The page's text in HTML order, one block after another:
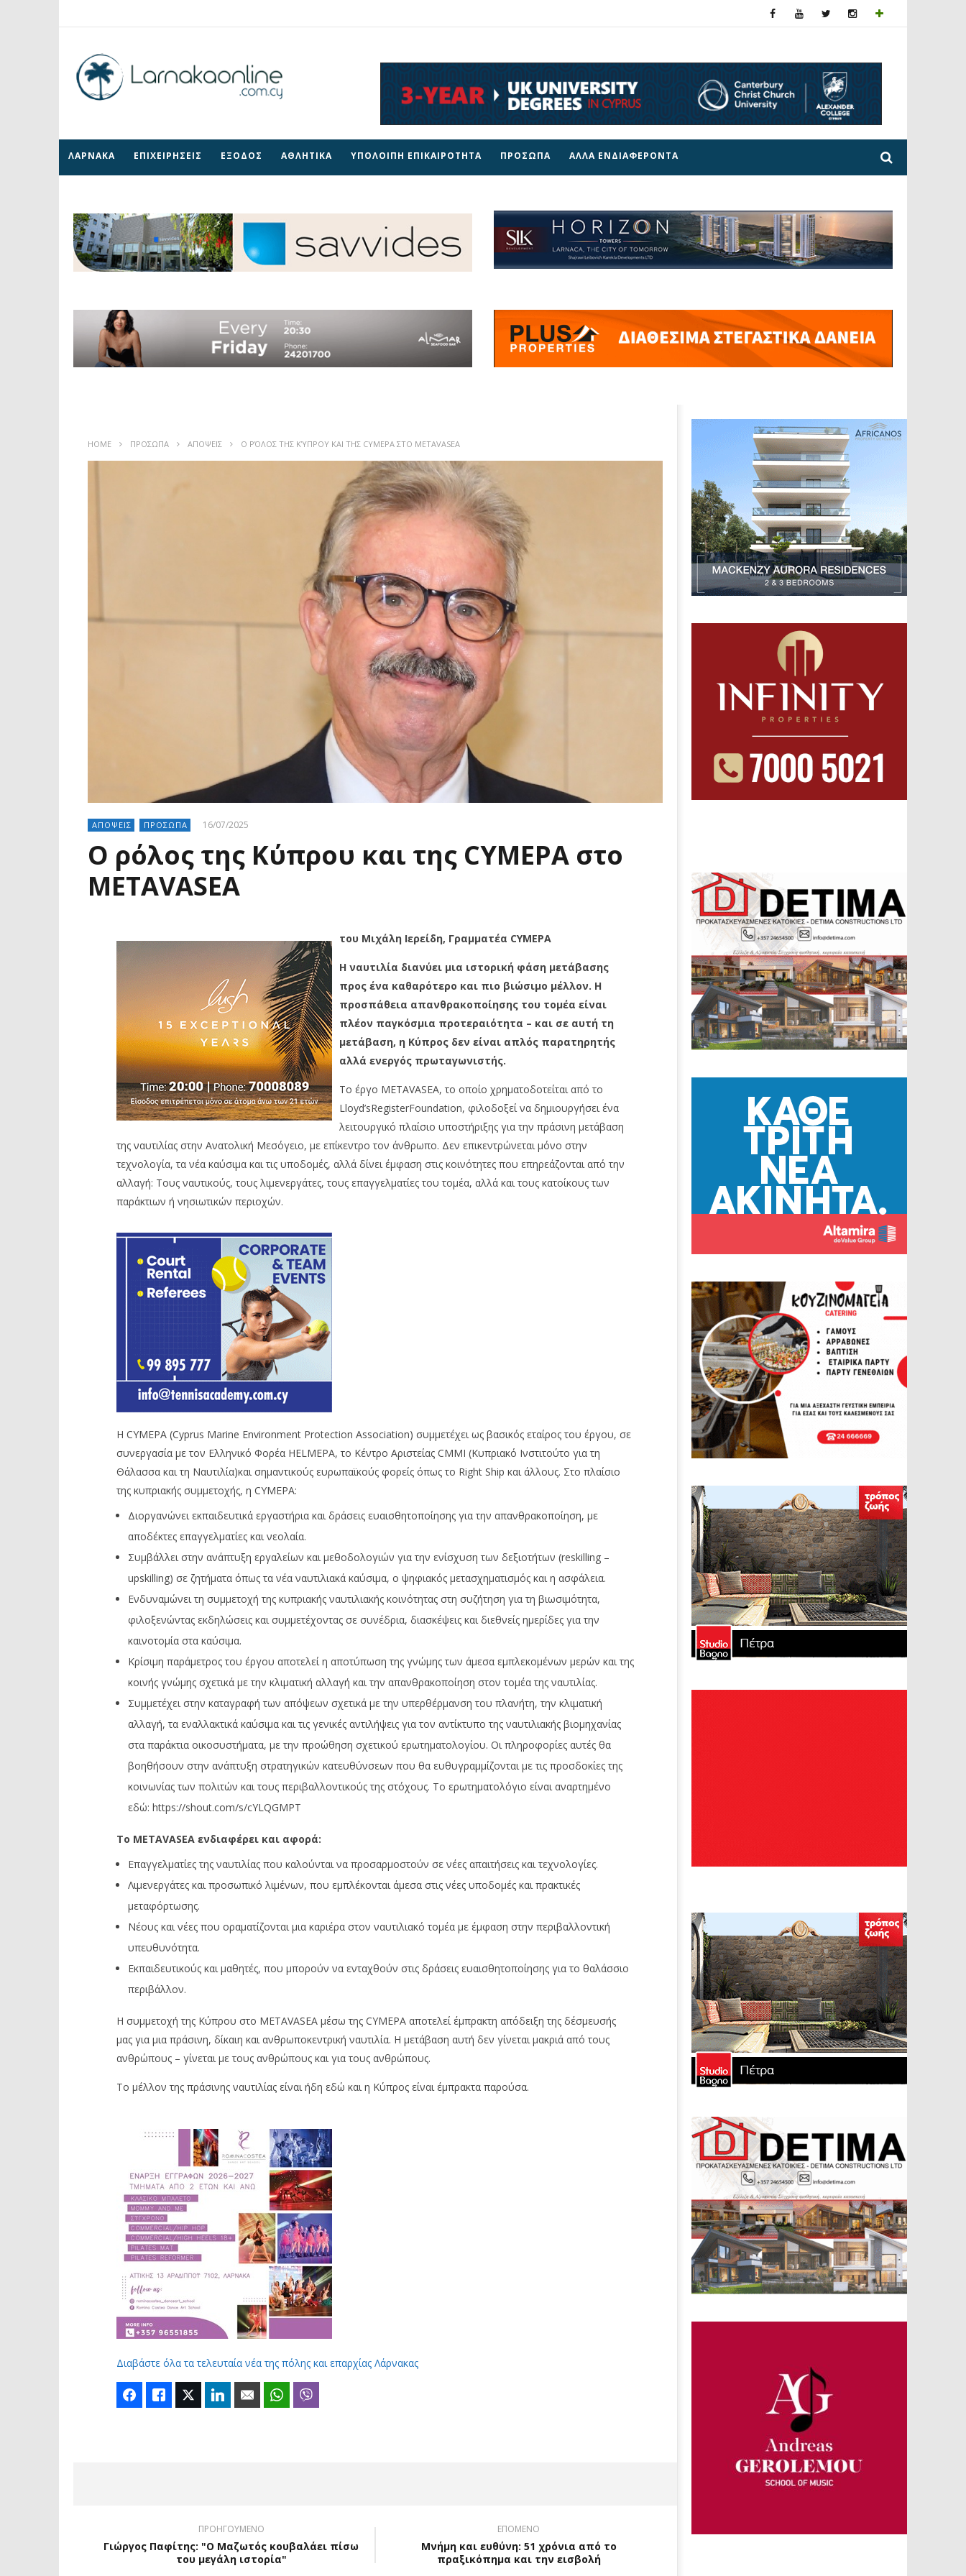
ΛΑΡΝΑΚΑ ΕΠΙΧΕΙΡΗΣΕΙΣ ΕΞΟΔΟΣ ΑΘΛΗΤΙΚΑ ΥΠΟΛΟΙΠΗ ΕΠΙΚΑΙΡΟΤΗΤΑ ΠΡΟΣΩΠΑ ΑΛΛΑ ΕΝΔΙΑΦΕΡΟΝΤΑ
HOME ΠΡΟΣΩΠΑ ΑΠΟΨΕΙΣ Ο ΡΌΛΟΣ ΤΗΣ ΚΎΠΡΟΥ ΚΑΙ ΤΗΣ CYMEPA ΣΤΟ METAVASEA
ΑΠΟΨΕΙΣ ΠΡΟΣΩΠΑ 16/07/2025
Ο ρόλος της Κύπρου και της CYMEPA στο
METAVASEA
του Μιχάλη Ιερείδη, Γραμματέα CYMEPA
Η ναυτιλία διανύει μια ιστορική φάση μετάβασης
προς ένα καθαρότερο και πιο βιώσιμο μέλλον. Η
προσπάθεια απανθρακοποίησης του τομέα είναι
πλέον παγκόσμια προτεραιότητα – και σε αυτή τη
μετάβαση, η Κύπρος δεν είναι απλός παρατηρητής
αλλά ενεργός πρωταγωνιστής.
Το έργο METAVASEA, το οποίο χρηματοδοτείται από το
Lloyd’sRegisterFoundation, φιλοδοξεί να δημιουργήσει ένα
λειτουργικό πλαίσιο υποστήριξης για την πράσινη μετάβαση
της ναυτιλίας στην Ανατολική Μεσόγειο, με επίκεντρο τον άνθρωπο. Δεν επικεντρώνεται μόνο στην
τεχνολογία, τα νέα καύσιμα και τις υποδομές, αλλά δίνει έμφαση στις κοινότητες που επηρεάζονται από την
αλλαγή: Τους ναυτικούς, τους λιμενεργάτες, τους επαγγελματίες του τομέα, αλλά και τους κατοίκους των
παράκτιων ή νησιωτικών περιοχών.
Η CYMEPA (Cyprus Marine Environment Protection Association) συμμετέχει ως βασικός εταίρος του έργου, σε
συνεργασία με τον Ελληνικό Φορέα HELMEPA, το Κέντρο Αριστείας CMMI (Κυπριακό Ινστιτούτο για τη
Θάλασσα και τη Ναυτιλία)και σημαντικούς ευρωπαϊκούς φορείς όπως το Right Ship και άλλους. Στο πλαίσιο
της κυπριακής συμμετοχής, η CYMEPA:
Διοργανώνει εκπαιδευτικά εργαστήρια και δράσεις ευαισθητοποίησης για την απανθρακοποίηση, με
αποδέκτες επαγγελματίες και νεολαία.
Συμβάλλει στην ανάπτυξη εργαλείων και μεθοδολογιών για την ενίσχυση των δεξιοτήτων (reskilling –
upskilling) σε ζητήματα όπως τα νέα ναυτιλιακά καύσιμα, ο ψηφιακός μετασχηματισμός και η ασφάλεια.
Ενδυναμώνει τη συμμετοχή της κυπριακής ναυτιλιακής κοινότητας στη συζήτηση για τη βιωσιμότητα,
φιλοξενώντας εκδηλώσεις και συμμετέχοντας σε συνέδρια, διασκέψεις και διεθνείς ημερίδες για την
καινοτομία στα καύσιμα.
Κρίσιμη παράμετρος του έργου αποτελεί η αποτύπωση της γνώμης των άμεσα εμπλεκομένων μερών και της
κοινής γνώμης σχετικά με την κλιματική αλλαγή και την απανθρακοποίηση στον τομέα της ναυτιλίας.
Συμμετέχει στην καταγραφή των απόψεων σχετικά με την υπερθέρμανση του πλανήτη, την κλιματική
αλλαγή, τα εναλλακτικά καύσιμα και τις γενικές αντιλήψεις για τον αντίκτυπο της ναυτιλιακής βιομηχανίας
στα παράκτια οικοσυστήματα, με την προώθηση σχετικού ερωτηματολογίου. Οι πληροφορίες αυτές θα
βοηθήσουν στην ανάπτυξη στρατηγικών κατευθύνσεων που θα ευθυγραμμίζονται με τις προσδοκίες της
κοινωνίας των πολιτών και τους περιβαλλοντικούς της στόχους. Το ερωτηματολόγιο είναι αναρτημένο
εδώ: https://shout.com/s/cYLQGMPT
Το METAVASEAενδιαφέρει και αφορά:
Επαγγελματίες της ναυτιλίας που καλούνται να προσαρμοστούν σε νέες απαιτήσεις και τεχνολογίες.
Λιμενεργάτες και προσωπικό λιμένων, που εμπλέκονται άμεσα στις νέες υποδομές και πρακτικές
μεταφόρτωσης.
Νέους και νέες που οραματίζονται μια καριέρα στον ναυτιλιακό τομέα με έμφαση στην περιβαλλοντική
υπευθυνότητα.
Εκπαιδευτικούς και μαθητές, που μπορούν να ενταχθούν στις δράσεις ευαισθητοποίησης για το θαλάσσιο
περιβάλλον.
Η συμμετοχή της Κύπρου στο METAVASEA μέσω της CYMEPA αποτελεί έμπρακτη απόδειξη της δέσμευσής
μας για μια πράσινη, δίκαιη και ανθρωποκεντρική ναυτιλία. Η μετάβαση αυτή δεν γίνεται μακριά από τους
ανθρώπους – γίνεται με τους ανθρώπους και για τους ανθρώπους.
Το μέλλον της πράσινης ναυτιλίας είναι ήδη εδώ και η Κύπρος είναι έμπρακτα παρούσα.
Διαβάστε όλα τα τελευταία νέα της πόλης και επαρχίας Λάρνακας
FacebookLike Twitter LinkedIn Email WhatsApp
ΠΡΟΗΓΟΥΜΕΝΟ
Γιώργος Παφίτης: "Ο Μαζωτός κουβαλάει πίσω
του μεγάλη ιστορία"
ΕΠΟΜΕΝΟ
Μνήμη και ευθύνη: 51 χρόνια από το
πραξικόπημα και την εισβολή